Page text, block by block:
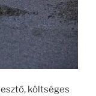
költséges